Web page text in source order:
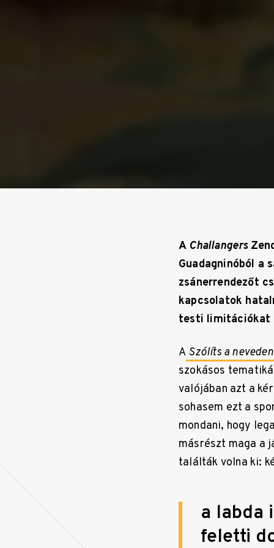
A Challangers
Guadagninóból a
zsánerrendezőt
kapcsolatok
testi limitációkat
A Szólíts a
szokásos
valójában azt a
sohasem ezt a
mondani, hogy
másrészt maga a
találták volna ki:
a labda
feletti